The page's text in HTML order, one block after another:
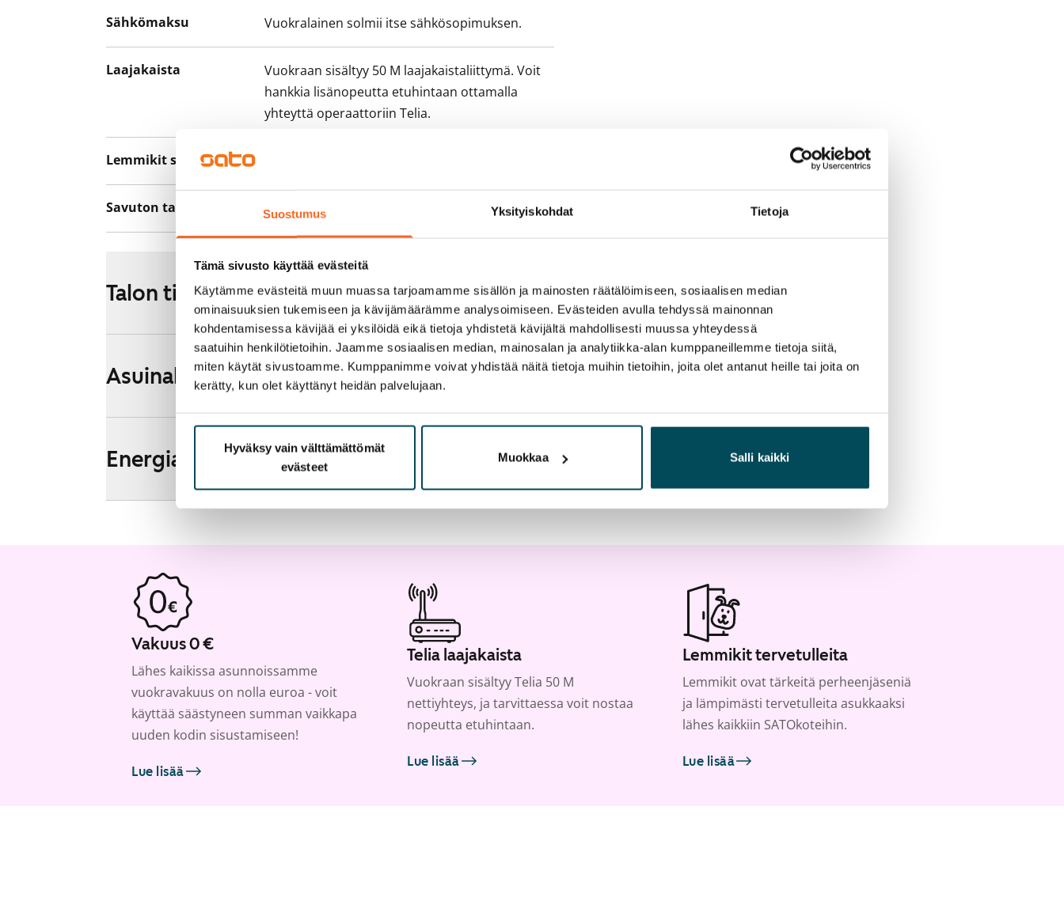
Suostumus Yksityiskohdat Tietoja
Tämä sivusto käyttää evästeitä
Käytämme evästeitä muun muassa tarjoamamme sisällön ja mainosten räätälöimiseen, sosiaalisen median
ominaisuuksien tukemiseen ja kävijämäärämme analysoimiseen. Evästeiden avulla tehdyssä mainonnan
kohdentamisessa kävijää ei yksilöidä eikä tietoja yhdistetä kävijältä mahdollisesti muussa yhteydessä
saatuihin henkilötietoihin. Jaamme sosiaalisen median, mainosalan ja analytiikka-alan kumppaneillemme tietoja siitä,
miten käytät sivustoamme. Kumppanimme voivat yhdistää näitä tietoja muihin tietoihin, joita olet antanut heille tai joita on
kerätty, kun olet käyttänyt heidän palvelujaan.
Hyväksy vain välttämättömät
evästeet
Muokkaa Salli kaikki
Sähkömaksu Vuokralainen solmii itse sähkösopimuksen.
Laajakaista
Vuokraan sisältyy 50 M laajakaistaliittymä. Voit
hankkia lisänopeutta etuhintaan ottamalla
yhteyttä operaattoriin Telia.
Lemmikit sallittu
Savuton talo Ei
Talon tiedot
Asuinalueen esittely ja kartta
Energia
Vakuus 0 €
Lähes kaikissa asunnoissamme
vuokravakuus on nolla euroa - voit
käyttää säästyneen summan vaikkapa
uuden kodin sisustamiseen!
Lue lisää
Telia laajakaista
Vuokraan sisältyy Telia 50 M
nettiyhteys, ja tarvittaessa voit nostaa
nopeutta etuhintaan.
Lue lisää
Lemmikit tervetulleita
Lemmikit ovat tärkeitä perheenjäseniä
ja lämpimästi tervetulleita asukkaaksi
lähes kaikkiin SATOkoteihin.
Lue lisää